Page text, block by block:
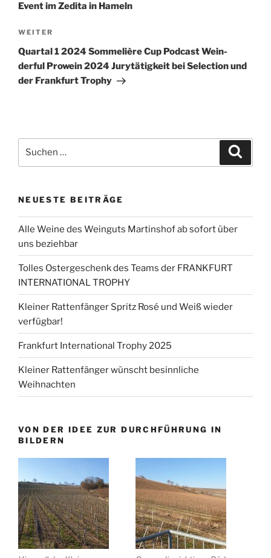
Event im Zedita in Hameln
Nächster
Beitrag
WEITER
Quartal 1 2024 Sommelière Cup Podcast Wein-
derful Prowein 2024 Jurytätigkeit bei Selection und
der Frankfurt Trophy
nach:
NEUESTE BEITRÄGE
Alle Weine des Weinguts Martinshof ab sofort über
uns beziehbar
Tolles Ostergeschenk des Teams der FRANKFURT
INTERNATIONAL TROPHY
Kleiner Rattenfänger Spritz Rosé und Weiß wieder
verfügbar!
Frankfurt International Trophy 2025
Kleiner Rattenfänger wünscht besinnliche
Weihnachten
VON DER IDEE ZUR DURCHFÜHRUNG IN
BILDERN